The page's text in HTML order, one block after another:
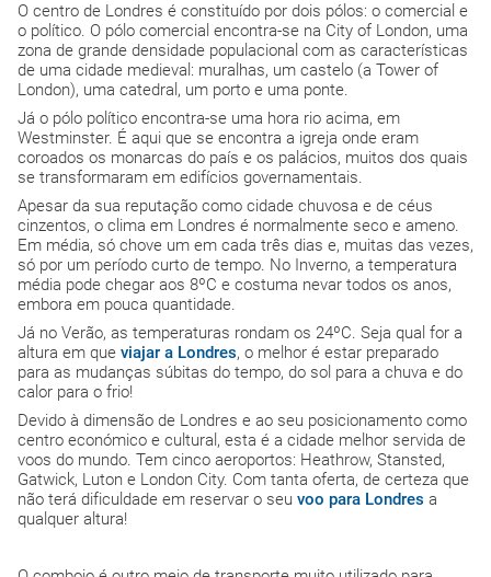
O centro de Londres é constituído por dois pólos: o comercial e
o político. O pólo comercial encontra-se na City of London, uma
zona de grande densidade populacional com as características
de uma cidade medieval: muralhas, um castelo (a Tower of
London), uma catedral, um porto e uma ponte.
Já o pólo político encontra-se uma hora rio acima, em
Westminster. É aqui que se encontra a igreja onde eram
coroados os monarcas do país e os palácios, muitos dos quais
se transformaram em edifícios governamentais.
Apesar da sua reputação como cidade chuvosa e de céus
cinzentos, o clima em Londres é normalmente seco e ameno.
Em média, só chove um em cada três dias e, muitas das vezes,
só por um período curto de tempo. No Inverno, a temperatura
média pode chegar aos 8ºC e costuma nevar todos os anos,
embora em pouca quantidade.
Já no Verão, as temperaturas rondam os 24ºC. Seja qual for a
altura em que viajar a Londres, o melhor é estar preparado
para as mudanças súbitas do tempo, do sol para a chuva e do
calor para o frio!
Devido à dimensão de Londres e ao seu posicionamento como
centro económico e cultural, esta é a cidade melhor servida de
voos do mundo. Tem cinco aeroportos: Heathrow, Stansted,
Gatwick, Luton e London City. Com tanta oferta, de certeza que
não terá dificuldade em reservar o seu voo para Londres a
qualquer altura!